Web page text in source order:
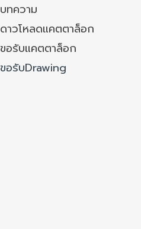
บทความ
ดาวโหลดแคตตาล็อก
ขอรับแคตตาล็อก
ขอรับDrawing